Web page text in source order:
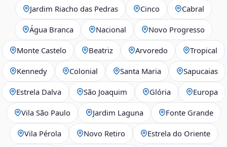
Jardim Riacho das Pedras Cinco Cabral
Água Branca Nacional Novo Progresso
Monte Castelo Beatriz Arvoredo Tropical
Kennedy Colonial Santa Maria Sapucaias
Estrela Dalva São Joaquim Glória Europa
Vila São Paulo Jardim Laguna Fonte Grande
Vila Pérola Novo Retiro Estrela do Oriente